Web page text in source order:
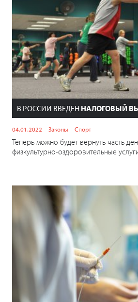
В РОССИИ ВВЕДЕН НАЛОГОВЫЙ
04.01.2022 Законы Спорт
Теперь можно будет вернуть часть
физкультурно-оздоровительные